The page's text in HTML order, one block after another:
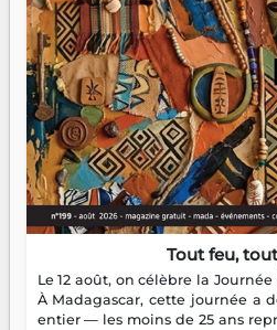
Tout feu,
Le 12 août, on célèbre la
À Madagascar, cette journée a
entier — les moins de 25 ans